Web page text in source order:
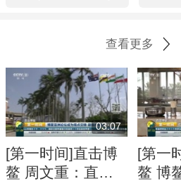
查看更多
03:07
[第一时间]直击博
鳌 周文重：直面
[第一
鳌 博